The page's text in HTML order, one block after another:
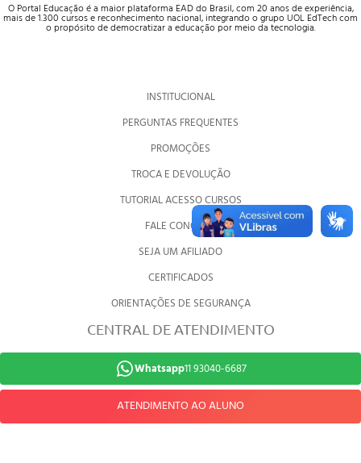
O Portal Educação é a maior plataforma EAD do Brasil, com 20 anos de experiência,
mais de 1.300 cursos e reconhecimento nacional, integrando o grupo UOL EdTech com
o propósito de democratizar a educação por meio da tecnologia.
INSTITUCIONAL
PERGUNTAS FREQUENTES
PROMOÇÕES
TROCA E DEVOLUÇÃO
TUTORIAL ACESSO CURSOS
FALE CONOSCO
SEJA UM AFILIADO
CERTIFICADOS
ORIENTAÇÕES DE SEGURANÇA
CENTRAL DE ATENDIMENTO
Whatsapp11 93040-6687
ATENDIMENTO AO ALUNO